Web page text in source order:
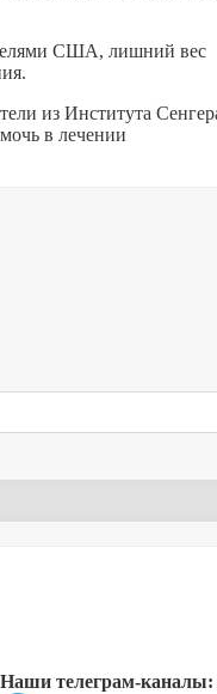
США, лишний вес
из Института
в лечении
Наши телеграм-каналы: